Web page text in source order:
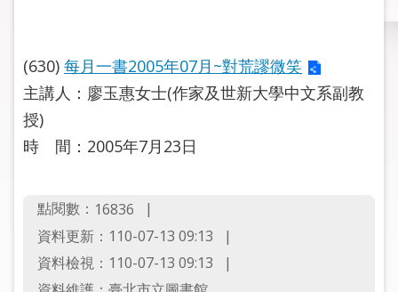
關
於
市
圖
申
請
常
(630) 每月一書2005年07月~對荒謬微笑
主講人：廖玉惠女士(作家及世新大學中文系副教
授)
時 間：2005年7月23日
點閱數： 16836
資料更新：110-07-13 09:13
資料檢視：110-07-13 09:13